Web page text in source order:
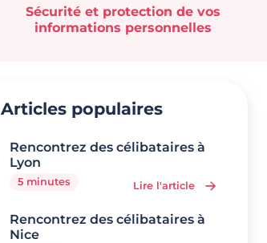
Sécurité et protection de vos
informations personnelles
Articles populaires
Rencontrez des célibataires à
Lyon
5 minutes Lire l'article
Rencontrez des célibataires à
Nice